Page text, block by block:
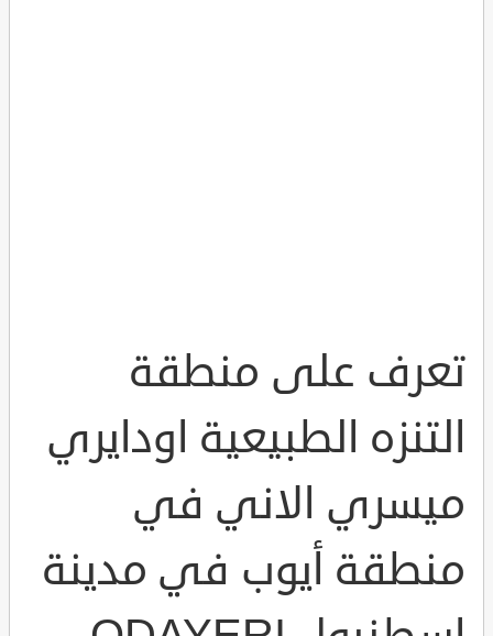
تعرف على منطقة
التنزه الطبيعية اودايري
ميسري الاني في
منطقة أيوب في مدينة